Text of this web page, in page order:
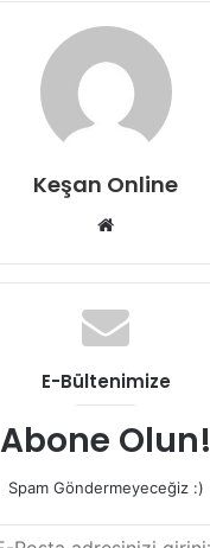
Keşan Online
Web
E-Bültenimize
Abone Olun!
Spam Göndermeyeceğiz :)